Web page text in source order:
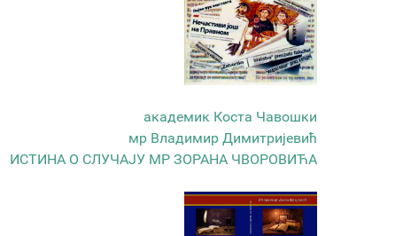
академик Коста Чавошки
мр Владимир Димитријевић
ИСТИНА О СЛУЧАЈУ МР ЗОРАНА ЧВОРОВИЋА